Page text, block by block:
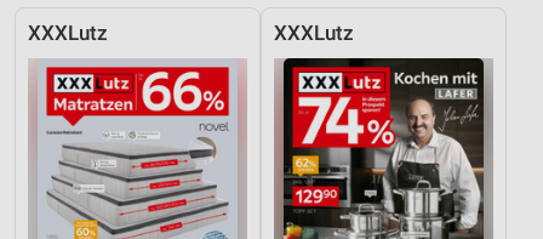
XXXLutz XXXLutz